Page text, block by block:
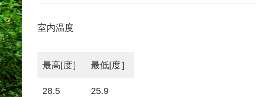
室内温度
最高[度］ 最低[度］
28.5 25.9